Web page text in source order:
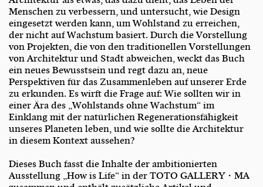
Menschen zu verbessern, und untersucht, wie Design
eingesetzt werden kann, um Wohlstand zu erreichen,
der nicht auf Wachstum basiert. Durch die Vorstellung
von Projekten, die von den traditionellen Vorstellungen
von Architektur und Stadt abweichen, weckt das Buch
ein neues Bewusstsein und regt dazu an, neue
Perspektiven für das Zusammenleben auf unserer Erde
zu erkunden. Es wirft die Frage auf: Wie sollten wir in
einer Ära des „Wohlstands ohne Wachstum“ im
Einklang mit der natürlichen Regenerationsfähigkeit
unseres Planeten leben, und wie sollte die Architektur
in diesem Kontext aussehen?
Dieses Buch fasst die Inhalte der ambitionierten
Ausstellung „How is Life“ in der TOTO GALLERY・MA